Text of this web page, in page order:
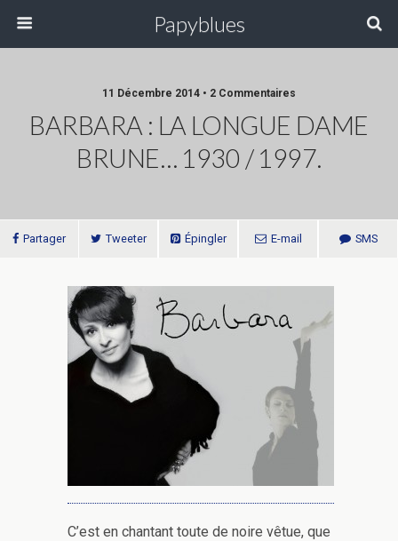
Papyblues
11 Décembre 2014 • 2 Commentaires
BARBARA : LA LONGUE DAME
BRUNE… 1930 / 1997.
Partager Tweeter Épingler E-mail SMS
C’est en chantant toute de noire vêtue, que